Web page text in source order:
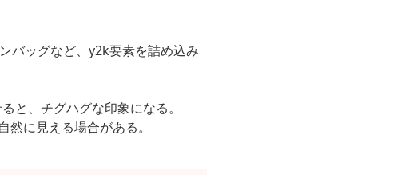
バッグなど、y2k要素を詰め込み
と、チグハグな印象になる。
に見える場合がある。